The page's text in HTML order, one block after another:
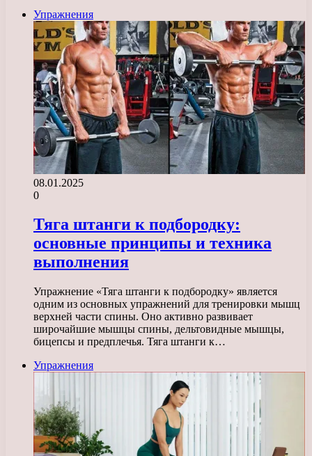
Упражнения
08.01.2025
0
Тяга штанги к подбородку:
основные принципы и техника
выполнения
Упражнение «Тяга штанги к подбородку» является
одним из основных упражнений для тренировки мышц
верхней части спины. Оно активно развивает
широчайшие мышцы спины, дельтовидные мышцы,
бицепсы и предплечья. Тяга штанги к…
Упражнения